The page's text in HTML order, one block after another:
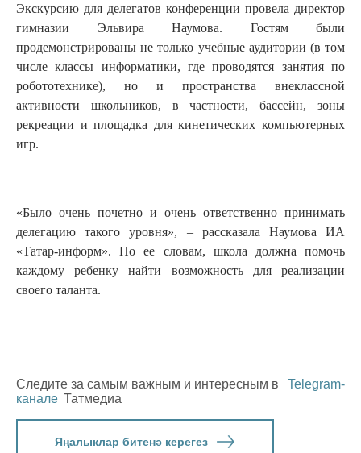
Экскурсию для делегатов конференции провела директор
гимназии Эльвира Наумова. Гостям были
продемонстрированы не только учебные аудитории (в том
числе классы информатики, где проводятся занятия по
робототехнике), но и пространства внеклассной
активности школьников, в частности, бассейн, зоны
рекреации и площадка для кинетических компьютерных
игр.
«Было очень почетно и очень ответственно принимать
делегацию такого уровня», – рассказала Наумова ИА
«Татар-информ». По ее словам, школа должна помочь
каждому ребенку найти возможность для реализации
своего таланта.
Следите за самым важным и интересным в
Telegram-
канале Татмедиа
Яңалыклар битенә керегез